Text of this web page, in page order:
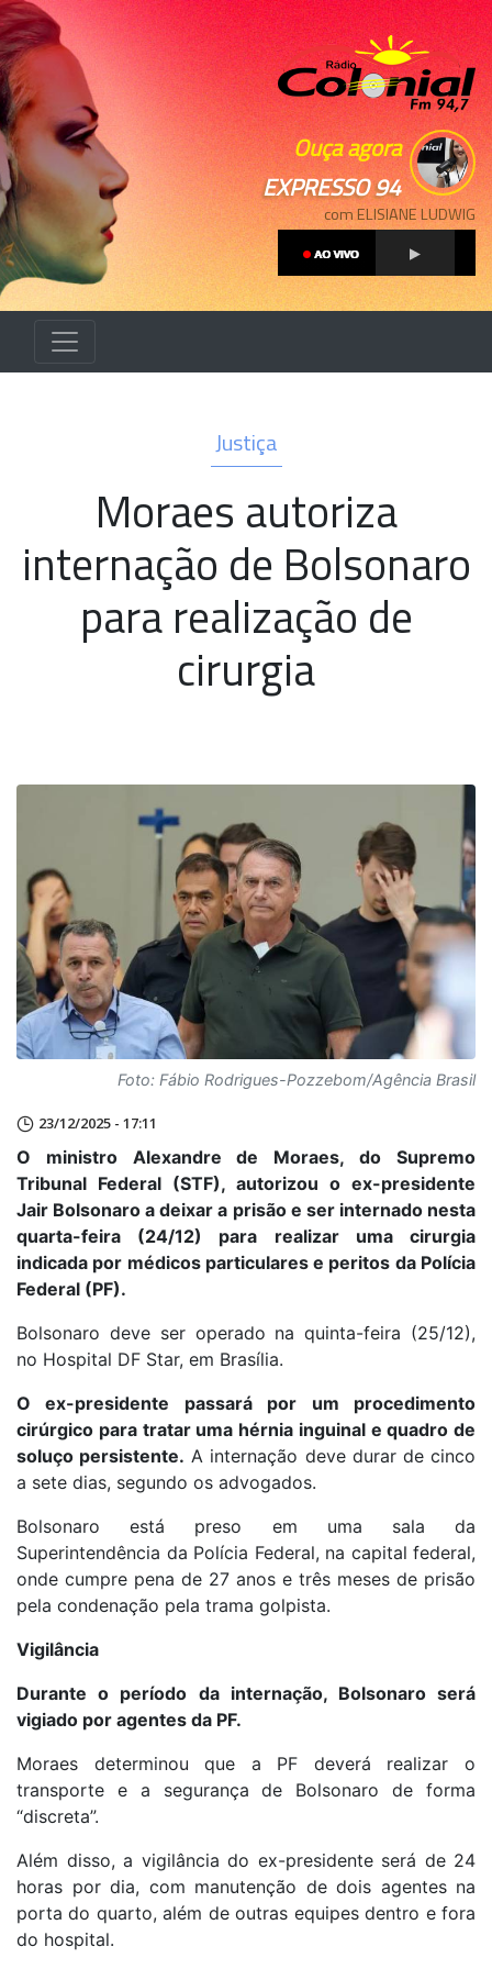
Ouça agora
EXPRESSO 94
com ELISIANE LUDWIG
Justiça
Moraes autoriza
internação de Bolsonaro
para realização de
cirurgia
Foto: Fábio Rodrigues-Pozzebom/Agência Brasil
23/12/2025 - 17:11
O ministro Alexandre de Moraes, do Supremo
Tribunal Federal (STF), autorizou o ex-presidente
Jair Bolsonaro a deixar a prisão e ser internado nesta
quarta-feira (24/12) para realizar uma cirurgia
indicada por médicos particulares e peritos da Polícia
Federal (PF).
Bolsonaro deve ser operado na quinta-feira (25/12),
no Hospital DF Star, em Brasília.
O ex-presidente passará por um procedimento
cirúrgico para tratar uma hérnia inguinal e quadro de
soluço persistente. A internação deve durar de cinco
a sete dias, segundo os advogados.
Bolsonaro está preso em uma sala da
Superintendência da Polícia Federal, na capital federal,
onde cumpre pena de 27 anos e três meses de prisão
pela condenação pela trama golpista.
Vigilância
Durante o período da internação, Bolsonaro será
vigiado por agentes da PF.
Moraes determinou que a PF deverá realizar o
transporte e a segurança de Bolsonaro de forma
“discreta”.
Além disso, a vigilância do ex-presidente será de 24
horas por dia, com manutenção de dois agentes na
porta do quarto, além de outras equipes dentro e fora
do hospital.